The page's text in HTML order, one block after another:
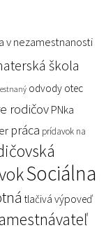
v nezamestnanosti
škola
odvody otec
rodičovPNka
práca prídavok na
Sociálna
tlačivá výpoveď